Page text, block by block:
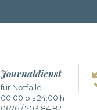
Journaldienst
für Notfälle
00:00 bis 24:00 h